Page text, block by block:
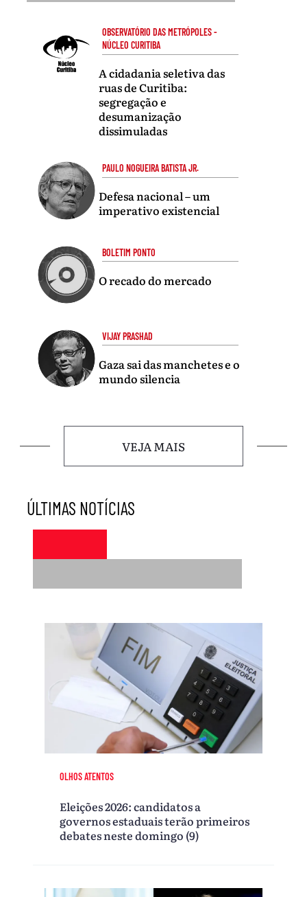
OBSERVATÓRIO DAS METRÓPOLES -
NÚCLEO CURITIBA
A cidadania seletiva das
ruas de Curitiba:
segregação e
desumanização
dissimuladas
PAULO NOGUEIRA BATISTA JR.
Defesa nacional – um
imperativo existencial
BOLETIM PONTO
O recado do mercado
VIJAY PRASHAD
Gaza sai das manchetes e o
mundo silencia
VEJA MAIS
ÚLTIMAS NOTÍCIAS
OLHOS ATENTOS
Eleições 2026: candidatos a
governos estaduais terão primeiros
debates neste domingo (9)